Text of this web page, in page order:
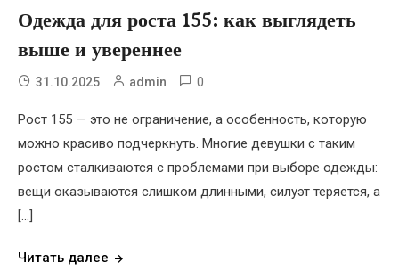
Одежда для роста 155: как выглядеть
выше и увереннее
31.10.2025 admin 0
Рост 155 — это не ограничение, а особенность, которую
можно красиво подчеркнуть. Многие девушки с таким
ростом сталкиваются с проблемами при выборе одежды:
вещи оказываются слишком длинными, силуэт теряется, а
[…]
Читать далее